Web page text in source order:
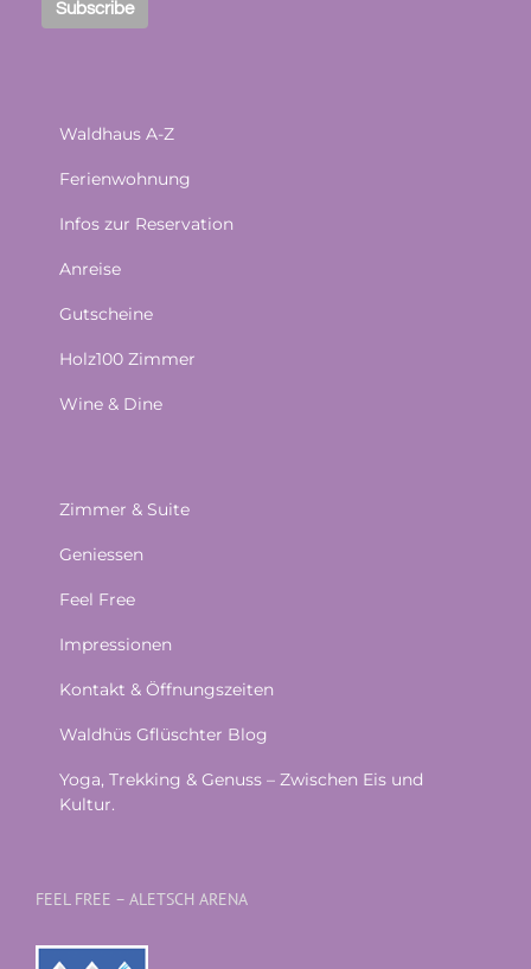
Waldhaus A-Z
Ferienwohnung
Infos zur Reservation
Anreise
Gutscheine
Holz100 Zimmer
Wine & Dine
Zimmer & Suite
Geniessen
Feel Free
Impressionen
Kontakt & Öffnungszeiten
Waldhüs Gflüschter Blog
Yoga, Trekking & Genuss – Zwischen Eis und
Kultur.
FEEL FREE – ALETSCH ARENA